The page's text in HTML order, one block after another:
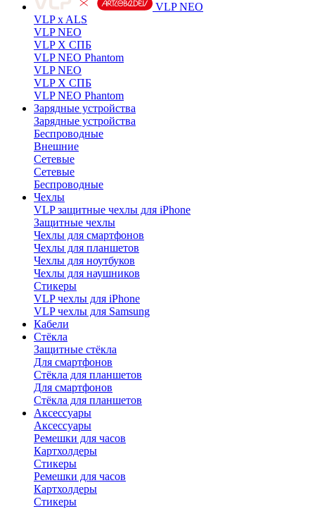
VLP NEO
VLP x ALS
VLP NEO
VLP X СПБ
VLP NEO Phantom
VLP NEO
VLP X СПБ
VLP NEO Phantom
Зарядные устройства
Зарядные устройства
Беспроводные
Внешние
Сетевые
Сетевые
Беспроводные
Чехлы
VLP защитные чехлы для iPhone
Защитные чехлы
Чехлы для смартфонов
Чехлы для планшетов
Чехлы для ноутбуков
Чехлы для наушников
Стикеры
VLP чехлы для iPhone
VLP чехлы для Samsung
Кабели
Стёкла
Защитные стёкла
Для смартфонов
Стёкла для планшетов
Для смартфонов
Стёкла для планшетов
Аксессуары
Аксессуары
Ремешки для часов
Картхолдеры
Стикеры
Ремешки для часов
Картхолдеры
Стикеры